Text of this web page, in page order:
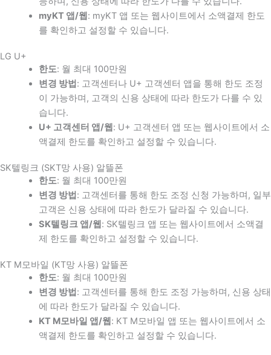
myKT 앱/웹 : myKT 앱 또는 웹사이트에서 소액결제 한도
를 확인하고 설정할 수 있습니다.
LG U+
한도: 월 최대 100만원
변경 방법 : 고객센터나 U+ 고객센터 앱을 통해 한도 조정
이 가능하며, 고객의 신용 상태에 따라 한도가 다를 수 있
습니다.
U+ 고객센터 앱/웹 : U+ 고객센터 앱 또는 웹사이트에서 소
액결제 한도를 확인하고 설정할 수 있습니다.
SK텔링크 (SKT망 사용) 알뜰폰
한도: 월 최대 100만원
변경 방법 : 고객센터를 통해 한도 조정 신청 가능하며, 일부
고객은 신용 상태에 따라 한도가 달라질 수 있습니다.
SK텔링크 앱/웹 : SK텔링크 앱 또는 웹사이트에서 소액결
제 한도를 확인하고 설정할 수 있습니다.
KT M모바일 (KT망 사용) 알뜰폰
한도: 월 최대 100만원
변경 방법 : 고객센터를 통해 한도 조정 가능하며, 신용 상태
에 따라 한도가 달라질 수 있습니다.
KT M모바일 앱/웹 : KT M모바일 앱 또는 웹사이트에서 소
액결제 한도를 확인하고 설정할 수 있습니다.